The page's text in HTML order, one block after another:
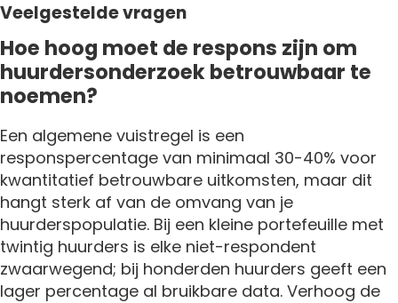
Veelgestelde vragen
Hoe hoog moet de respons zijn om
huurdersonderzoek betrouwbaar te
noemen?
Een algemene vuistregel is een
responspercentage van minimaal 30-40% voor
kwantitatief betrouwbare uitkomsten, maar dit
hangt sterk af van de omvang van je
huurderspopulatie. Bij een kleine portefeuille met
twintig huurders is elke niet-respondent
zwaarwegend; bij honderden huurders geeft een
lager percentage al bruikbare data. Verhoog de